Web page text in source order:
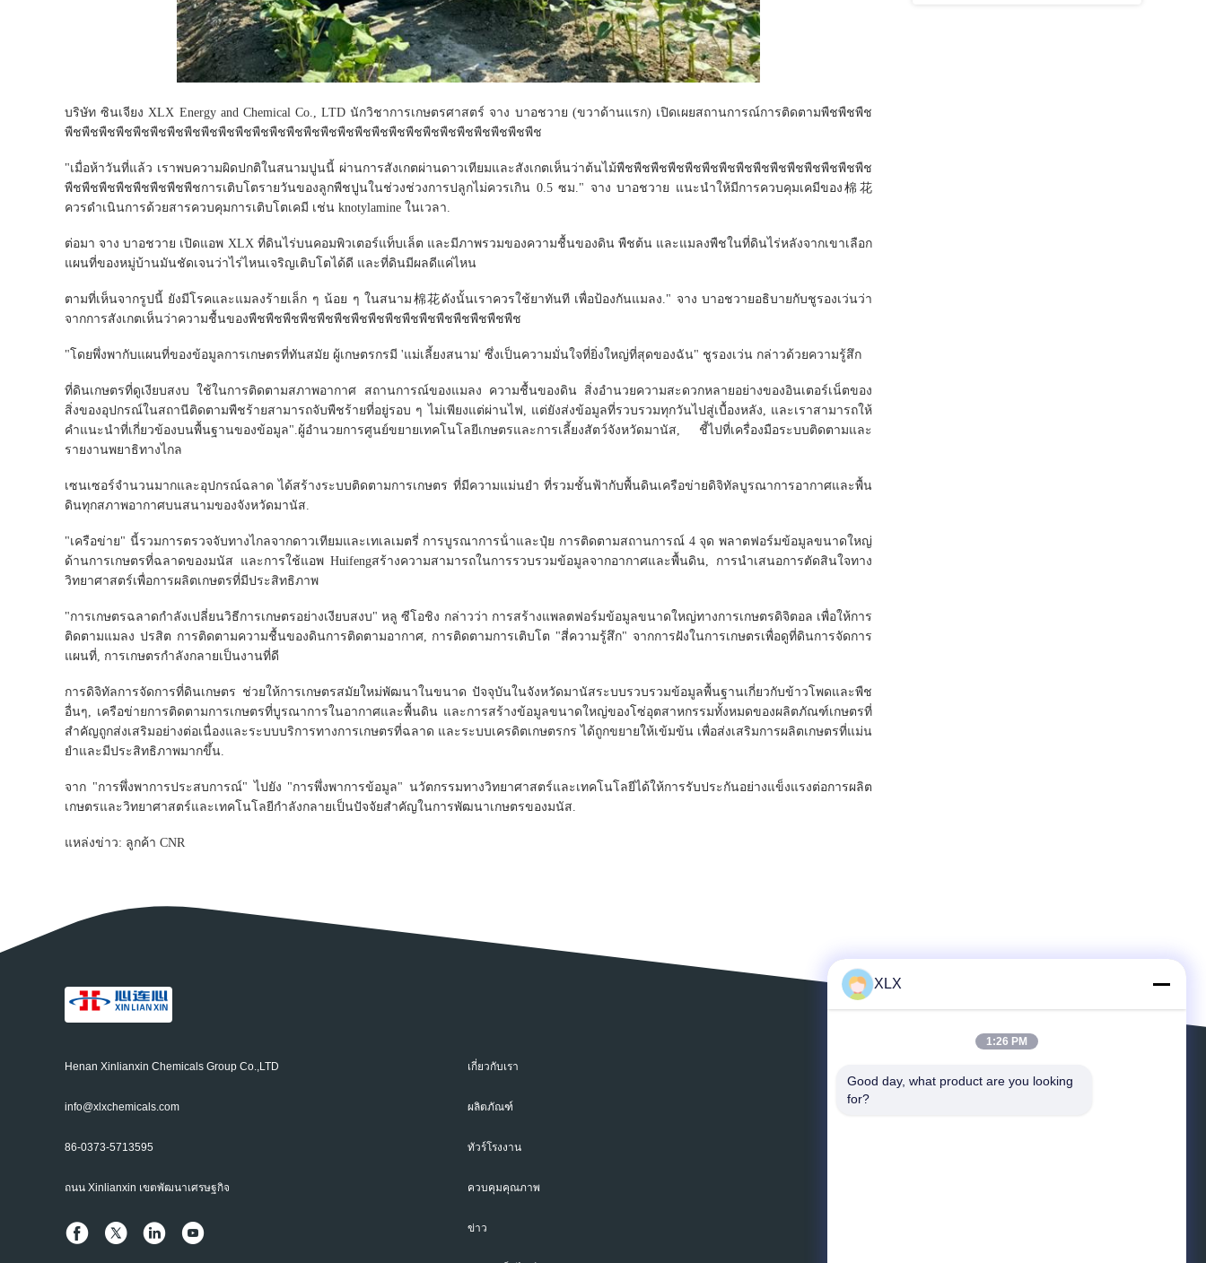
บริษัท ซินเจียง XLX Energy and Chemical Co., LTD นักวิชาการเกษตรศาสตร์ จาง บาอชวาย (ขวาด้านแรก) เปิดเผยสถานการณ์การติดตามพืชพืชพืช
พืชพืชพืชพืชพืชพืชพืชพืชพืชพืชพืชพืชพืชพืชพืชพืชพืชพืชพืชพืชพืชพืชพืชพืชพืชพืชพืชพืช
"เมื่อห้าวันที่แล้ว เราพบความผิดปกติในสนามปูนนี้ ผ่านการสังเกตผ่านดาวเทียมและสังเกตเห็นว่าต้นไม้พืชพืชพืชพืชพืชพืชพืชพืชพืชพืชพืชพืชพืชพืชพืช
พืชพืชพืชพืชพืชพืชพืชพืชการเติบโตรายวันของลูกพืชปูนในช่วงช่วงการปลูกไม่ควรเกิน 0.5 ซม." จาง บาอชวาย แนะนําให้มีการควบคุมเคมีของ棉花
ควรดําเนินการด้วยสารควบคุมการเติบโตเคมี เช่น knotylamine ในเวลา.
ต่อมา จาง บาอชวาย เปิดแอพ XLX ที่ดินไร่บนคอมพิวเตอร์แท็บเล็ต และมีภาพรวมของความชื้นของดิน พืชต้น และแมลงพืชในที่ดินไร่หลังจากเขาเลือก
แผนที่ของหมู่บ้านมันชัดเจนว่าไร่ไหนเจริญเติบโตได้ดี และที่ดินมีผลดีแค่ไหน
ตามที่เห็นจากรูปนี้ ยังมีโรคและแมลงร้ายเล็ก ๆ น้อย ๆ ในสนาม棉花ดังนั้นเราควรใช้ยาทันที เพื่อป้องกันแมลง." จาง บาอชวายอธิบายกับชูรองเว่นว่า
จากการสังเกตเห็นว่าความชื้นของพืชพืชพืชพืชพืชพืชพืชพืชพืชพืชพืชพืชพืชพืชพืชพืช
"โดยพึ่งพากับแผนที่ของข้อมูลการเกษตรที่ทันสมัย ผู้เกษตรกรมี 'แม่เลี้ยงสนาม' ซึ่งเป็นความมั่นใจที่ยิ่งใหญ่ที่สุดของฉัน" ชูรองเว่น กล่าวด้วยความรู้สึก
ที่ดินเกษตรที่ดูเงียบสงบ ใช้ในการติดตามสภาพอากาศ สถานการณ์ของแมลง ความชื้นของดิน สิ่งอํานวยความสะดวกหลายอย่างของอินเตอร์เน็ตของ
สิ่งของอุปกรณ์ในสถานีติดตามพืชร้ายสามารถจับพืชร้ายที่อยู่รอบ ๆ ไม่เพียงแต่ผ่านไฟ, แต่ยังส่งข้อมูลที่รวบรวมทุกวันไปสู่เบื้องหลัง, และเราสามารถให้
คําแนะนําที่เกี่ยวข้องบนพื้นฐานของข้อมูล".ผู้อํานวยการศูนย์ขยายเทคโนโลยีเกษตรและการเลี้ยงสัตว์จังหวัดมานัส, ชี้ไปที่เครื่องมือระบบติดตามและ
รายงานพยาธิทางไกล
เซนเซอร์จํานวนมากและอุปกรณ์ฉลาด ได้สร้างระบบติดตามการเกษตร ที่มีความแม่นยํา ที่รวมชั้นฟ้ากับพื้นดินเครือข่ายดิจิทัลบูรณาการอากาศและพื้น
ดินทุกสภาพอากาศบนสนามของจังหวัดมานัส.
"เครือข่าย" นี้รวมการตรวจจับทางไกลจากดาวเทียมและเทเลเมตรี่ การบูรณาการน้ําและปุ๋ย การติดตามสถานการณ์ 4 จุด พลาตฟอร์มข้อมูลขนาดใหญ่
ด้านการเกษตรที่ฉลาดของมนัส และการใช้แอพ Huifengสร้างความสามารถในการรวบรวมข้อมูลจากอากาศและพื้นดิน, การนําเสนอการตัดสินใจทาง
วิทยาศาสตร์เพื่อการผลิตเกษตรที่มีประสิทธิภาพ
"การเกษตรฉลาดกําลังเปลี่ยนวิธีการเกษตรอย่างเงียบสงบ" หลู ซีโอชิง กล่าวว่า การสร้างแพลตฟอร์มข้อมูลขนาดใหญ่ทางการเกษตรดิจิตอล เพื่อให้การ
ติดตามแมลง ปรสิต การติดตามความชื้นของดินการติดตามอากาศ, การติดตามการเติบโต "สี่ความรู้สึก" จากการฝังในการเกษตรเพื่อดูที่ดินการจัดการ
แผนที่, การเกษตรกําลังกลายเป็นงานที่ดี
การดิจิทัลการจัดการที่ดินเกษตร ช่วยให้การเกษตรสมัยใหม่พัฒนาในขนาด ปัจจุบันในจังหวัดมานัสระบบรวบรวมข้อมูลพื้นฐานเกี่ยวกับข้าวโพดและพืช
อื่นๆ, เครือข่ายการติดตามการเกษตรที่บูรณาการในอากาศและพื้นดิน และการสร้างข้อมูลขนาดใหญ่ของโซ่อุตสาหกรรมทั้งหมดของผลิตภัณฑ์เกษตรที่
สําคัญถูกส่งเสริมอย่างต่อเนื่องและระบบบริการทางการเกษตรที่ฉลาด และระบบเครดิตเกษตรกร ได้ถูกขยายให้เข้มข้น เพื่อส่งเสริมการผลิตเกษตรที่แม่น
ยําและมีประสิทธิภาพมากขึ้น.
จาก "การพึ่งพาการประสบการณ์" ไปยัง "การพึ่งพาการข้อมูล" นวัตกรรมทางวิทยาศาสตร์และเทคโนโลยีได้ให้การรับประกันอย่างแข็งแรงต่อการผลิต
เกษตรและวิทยาศาสตร์และเทคโนโลยีกําลังกลายเป็นปัจจัยสําคัญในการพัฒนาเกษตรของมนัส.
แหล่งข่าว: ลูกค้า CNR
Henan Xinlianxin Chemicals Group Co.,LTD
info@xlxchemicals.com
86-0373-5713595
ถนน Xinlianxin เขตพัฒนาเศรษฐกิจ
เกี่ยวกับเรา
ผลิตภัณฑ์
ทัวร์โรงงาน
ควบคุมคุณภาพ
ข่าว
XLX
1:26 PM
Good day, what product are you looking
for?